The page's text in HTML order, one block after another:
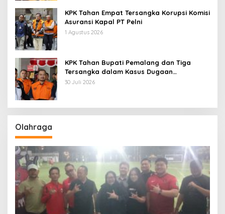
KPK Tahan Empat Tersangka Korupsi Komisi
Asuransi Kapal PT Pelni
1 Agustus 2026
KPK Tahan Bupati Pemalang dan Tiga
Tersangka dalam Kasus Dugaan
Pemerasan
30 Juli 2026
Olahraga